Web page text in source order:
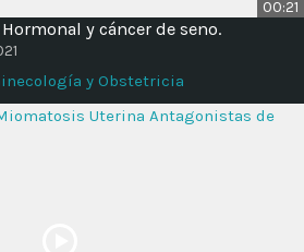
00:21
y cáncer de seno.
y Obstetricia